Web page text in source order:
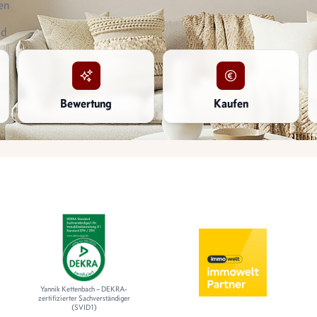
Bewertung Kaufen
Yannik Kettenbach – DEKRA-
zertifizierter Sachverständiger
(SVID1)